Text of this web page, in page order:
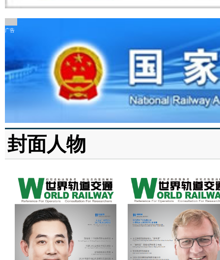
广告
封面人物